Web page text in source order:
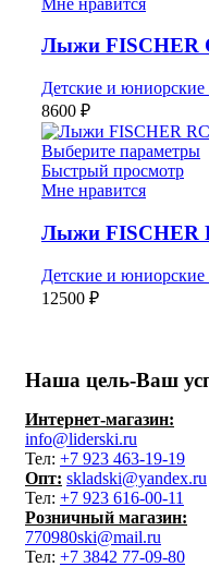
Лыжи FISCHER
Детские и
8600 ₽
Выберите параметры
Быстрый просмотр
Мне нравится
Лыжи FISCHER
Детские и
12500 ₽
Наша цель-Ваш
Интернет-магазин:
info@liderski.ru
Тел: +7 923 463-19-19
Опт: skladski@yandex.ru
Тел: +7 923 616-00-11
Розничный магазин:
770980ski@mail.ru
Тел: +7 3842 77-09-80